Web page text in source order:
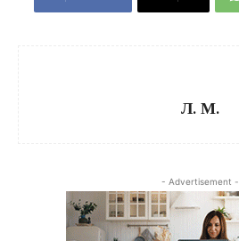
Л. М.
- Advertisement -